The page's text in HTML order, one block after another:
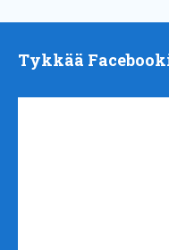
Tykkää